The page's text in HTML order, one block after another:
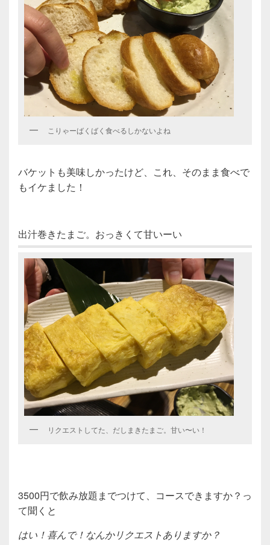
こりゃーばくばく食べるしかないよね
バケットも美味しかったけど、これ、そのまま食べで
もイケました！
出汁巻きたまご。おっきくて甘いーい
リクエストしてた、だしまきたまご。甘い〜い！
3500円で飲み放題までつけて、コースできますか？っ
て聞くと
はい！喜んで！なんかリクエストありますか？